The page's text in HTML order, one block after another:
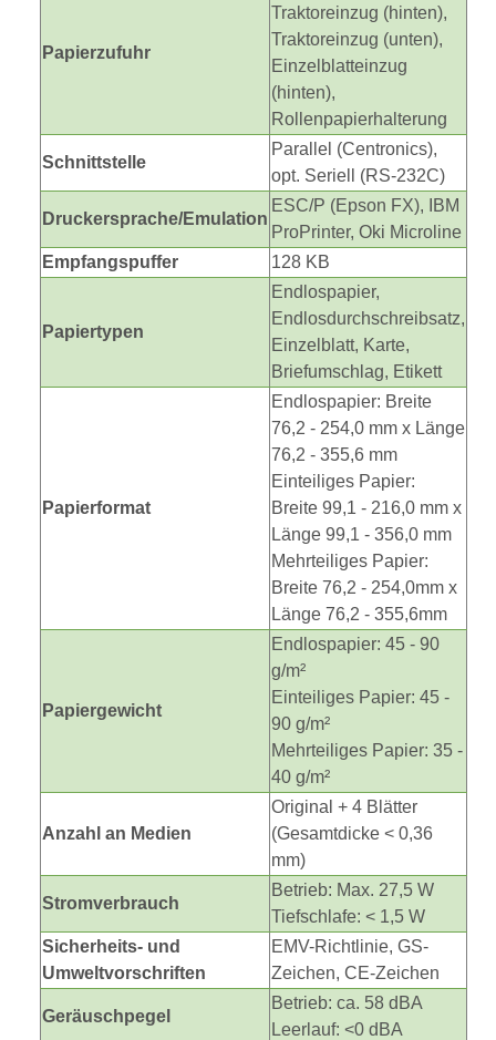
Papierzufuhr
Traktoreinzug (hinten),
Traktoreinzug (unten),
Einzelblatteinzug
(hinten),
Rollenpapierhalterung
Schnittstelle
Parallel (Centronics),
opt. Seriell (RS-232C)
Druckersprache/Emulation
ESC/P (Epson FX), IBM
ProPrinter, Oki Microline
Empfangspuffer
128 KB
Papiertypen
Endlospapier,
Endlosdurchschreibsatz,
Einzelblatt, Karte,
Briefumschlag, Etikett
Papierformat
Endlospapier: Breite
76,2 - 254,0 mm x Länge
76,2 - 355,6 mm
Einteiliges Papier:
Breite 99,1 - 216,0 mm x
Länge 99,1 - 356,0 mm
Mehrteiliges Papier:
Breite 76,2 - 254,0mm x
Länge 76,2 - 355,6mm
Papiergewicht
Endlospapier: 45 - 90
g/m²
Einteiliges Papier: 45 -
90 g/m²
Mehrteiliges Papier: 35 -
40 g/m²
Anzahl an Medien
Original + 4 Blätter
(Gesamtdicke < 0,36
mm)
Stromverbrauch
Betrieb: Max. 27,5 W
Tiefschlafe: < 1,5 W
Sicherheits- und
Umweltvorschriften
EMV-Richtlinie, GS-
Zeichen, CE-Zeichen
Geräuschpegel
Betrieb: ca. 58 dBA
Leerlauf: <0 dBA